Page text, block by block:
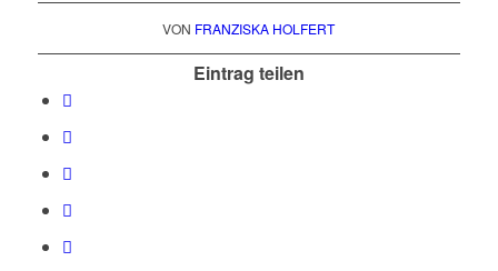
VON FRANZISKA HOLFERT
Eintrag teilen